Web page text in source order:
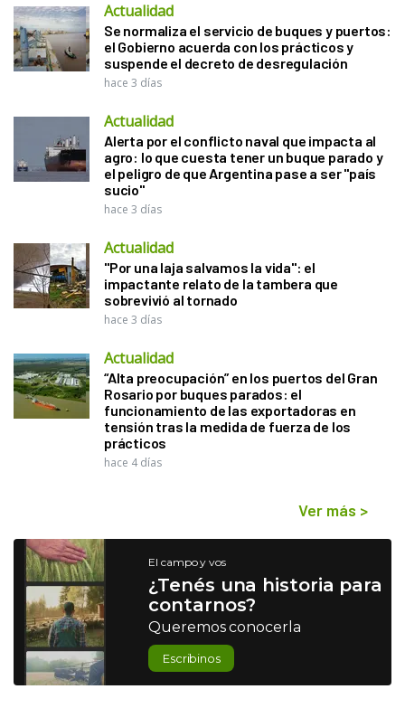
Actualidad
Se normaliza el servicio de buques y puertos:
el Gobierno acuerda con los prácticos y
suspende el decreto de desregulación
hace 3 días
Actualidad
Alerta por el conflicto naval que impacta al
agro: lo que cuesta tener un buque parado y
el peligro de que Argentina pase a ser "país
sucio"
hace 3 días
Actualidad
"Por una laja salvamos la vida": el
impactante relato de la tambera que
sobrevivió al tornado
hace 3 días
Actualidad
“Alta preocupación” en los puertos del Gran
Rosario por buques parados: el
funcionamiento de las exportadoras en
tensión tras la medida de fuerza de los
prácticos
hace 4 días
Ver más >
El campo y vos
¿Tenés una historia para
contarnos?
Queremos conocerla
Escribinos